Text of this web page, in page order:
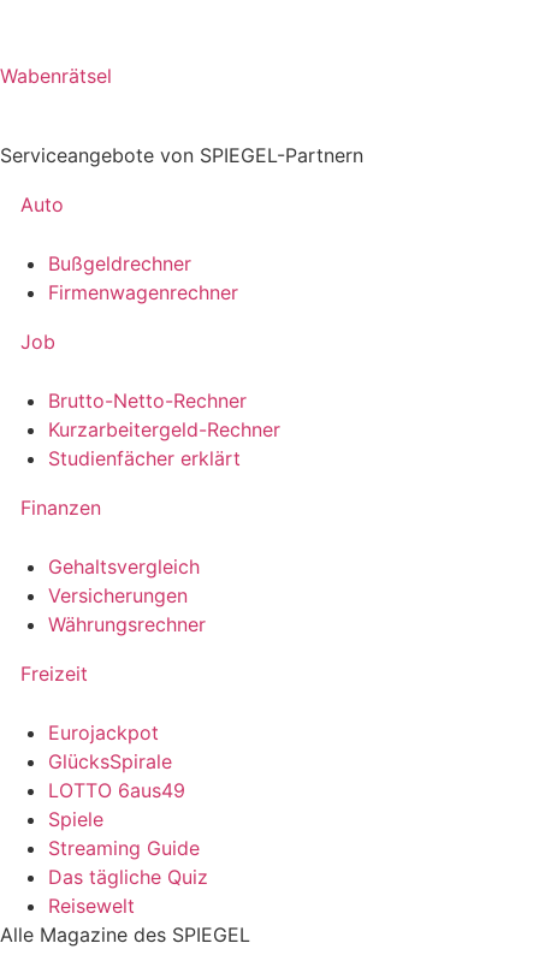
Wabenrätsel
Serviceangebote von SPIEGEL-Partnern
Auto
Bußgeldrechner
Firmenwagenrechner
Job
Brutto-Netto-Rechner
Kurzarbeitergeld-Rechner
Studienfächer erklärt
Finanzen
Gehaltsvergleich
Versicherungen
Währungsrechner
Freizeit
Eurojackpot
GlücksSpirale
LOTTO 6aus49
Spiele
Streaming Guide
Das tägliche Quiz
Reisewelt
Alle Magazine des SPIEGEL